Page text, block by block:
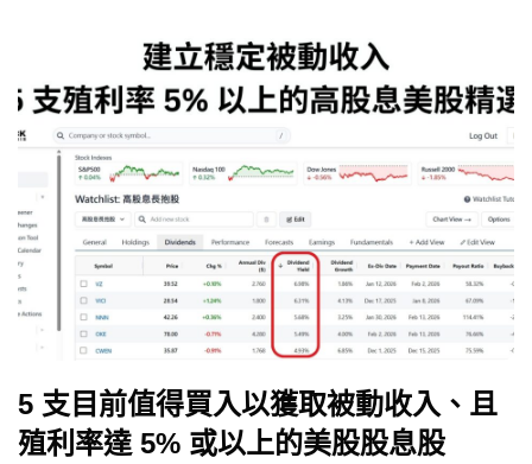
5 支目前值得買入以獲取被動收入、且
殖利率達 5% 或以上的美股股息股